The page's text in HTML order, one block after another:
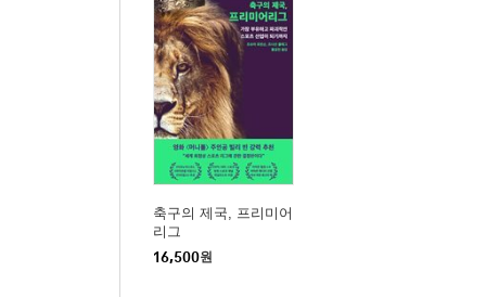
축구의 제국, 프리미어
리그
16,500원